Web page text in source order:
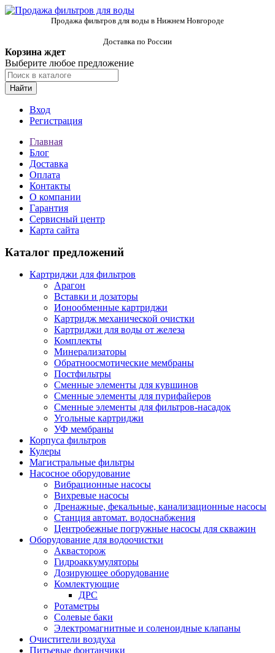
Продажа фильтров для воды в Нижнем Новгороде
Доставка по России
Корзина ждет
Выберите любое предложение
Найти
Вход
Регистрация
Главная
Блог
Доставка
Оплата
Контакты
О компании
Гарантия
Сервисный центр
Карта сайта
Каталог предложений
Картриджи для фильтров
Арагон
Вставки и дозаторы
Ионообменные картриджи
Картридж механической очистки
Картриджи для воды от железа
Комплекты
Минерализаторы
Обратноосмотические мембраны
Постфильтры
Сменные элементы для кувшинов
Сменные элементы для пурифайеров
Сменные элементы для фильтров-насадок
Угольные картриджи
УФ мембраны
Корпуса фильтров
Кулеры
Магистральные фильтры
Насосное оборудование
Вибрационные насосы
Вихревые насосы
Дренажные, фекальные, канализационные насосы
Станция автомат. водоснабжения
Центробежные погружные насосы для скважин
Оборудование для водоочистки
Аквасторож
Гидроаккумуляторы
Дозирующее оборудование
Комлектующие
ДРС
Ротаметры
Солевые баки
Электромагнитные и соленоидные клапаны
Очистители воздуха
Питьевые фонтанчики